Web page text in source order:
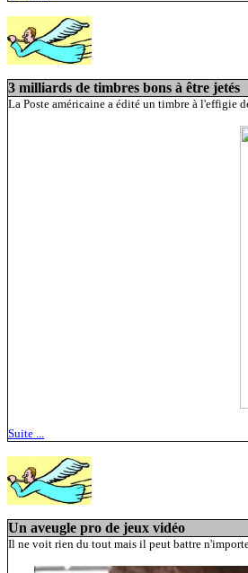
3 milliards de timbres bons à être jetés
La Poste américaine a édité un timbre à l'effigie
Suite ...
Un aveugle pro de jeux vidéo
Il ne voit rien du tout mais il peut battre